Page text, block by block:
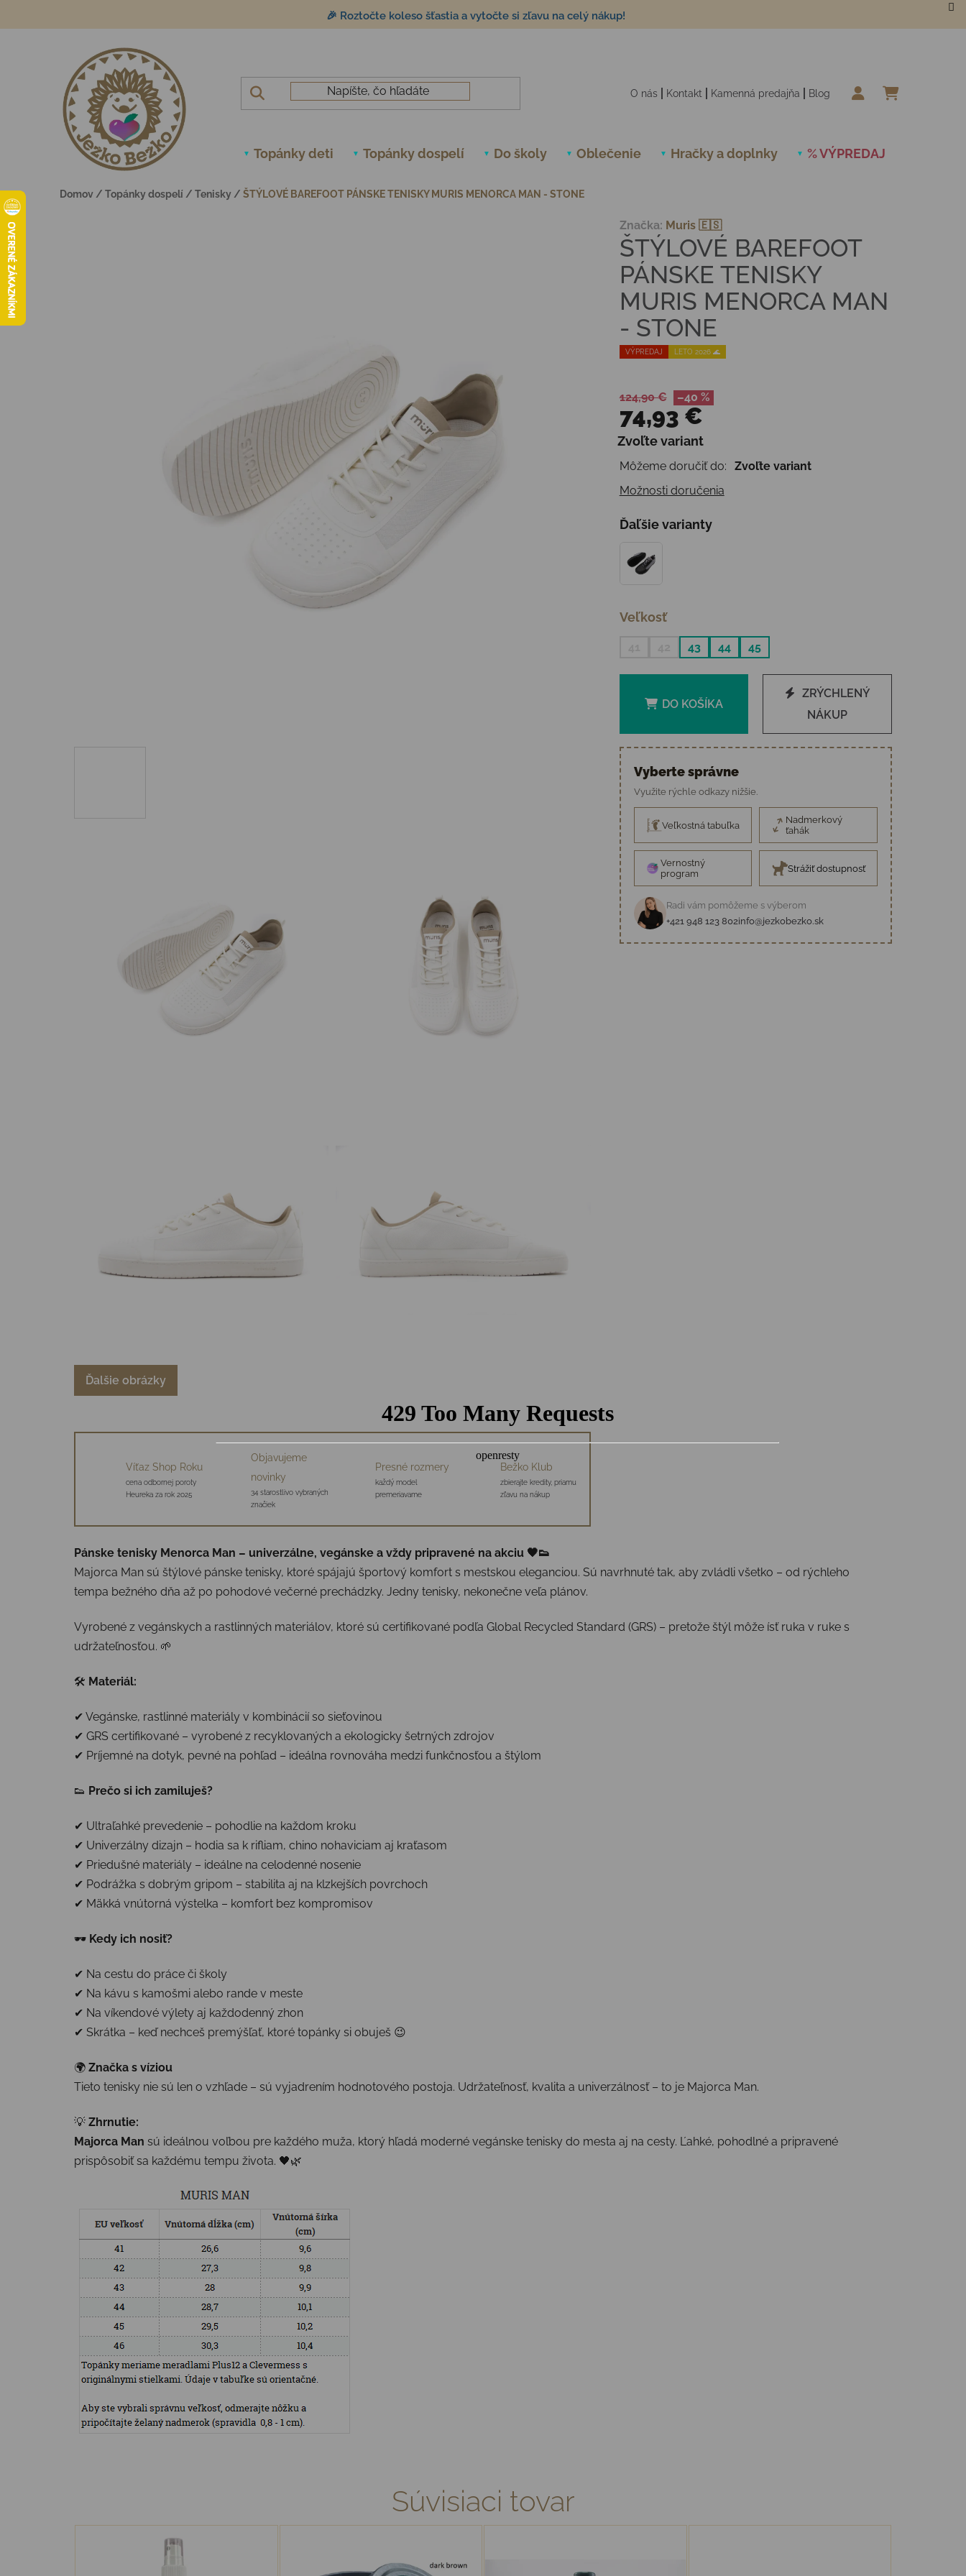
🎉 Roztočte koleso šťastia a vytočte si zľavu na celý nákup!
O nás Kontakt Kamenná predajňa Blog
Topánky deti Topánky dospelí Do školy Oblečenie Hračky a doplnky % VÝPREDAJ
Domov / Topánky dospelí / Tenisky / ŠTÝLOVÉ BAREFOOT PÁNSKE TENISKY MURIS MENORCA MAN - STONE
VÝPREDAJ LETO 2026 🌊
ŠTÝLOVÉ BAREFOOT
PÁNSKE TENISKY
MURIS MENORCA MAN
- STONE
Značka: Muris 🇪🇸
124,90 € –40 %
74,93 €
Jednotková cena:
Zvoľte variant
Môžeme doručiť do:
Zvoľte variant
Možnosti doručenia
Ďaľšie varianty
Veľkosť
43 44 45
DO KOŠÍKA
ZRÝCHLENÝ
NÁKUP
Vyberte správne
Využite rýchle odkazy nižšie.
Veľkostná tabuľka
Nadmerkový
ťahák
Vernostný
program
Strážiť dostupnosť
Radi vám pomôžeme s výberom
+421 948 123 802info@jezkobezko.sk
Ďalšie obrázky
Víťaz Shop Roku
cena odbornej poroty
Heureka za rok 2025
Objavujeme
novinky
34 starostlivo vybraných
značiek
Presné rozmery
každý model
premeriavame
Bežko Klub
zbierajte kredity, priamu
zľavu na nákup
Pánske tenisky Menorca Man – univerzálne, vegánske a vždy pripravené na akciu 🖤👟
Majorca Man sú štýlové pánske tenisky, ktoré spájajú športový komfort s mestskou eleganciou. Sú navrhnuté tak, aby zvládli všetko – od rýchleho
tempa bežného dňa až po pohodové večerné prechádzky. Jedny tenisky, nekonečne veľa plánov.
Vyrobené z vegánskych a rastlinných materiálov, ktoré sú certifikované podľa Global Recycled Standard (GRS) – pretože štýl môže ísť ruka v ruke s
udržateľnosťou. 🌱
🛠 Materiál:
✔ Vegánske, rastlinné materiály v kombinácií so sieťovinou
✔ GRS certifikované – vyrobené z recyklovaných a ekologicky šetrných zdrojov
✔ Príjemné na dotyk, pevné na pohľad – ideálna rovnováha medzi funkčnosťou a štýlom
👟 Prečo si ich zamiluješ?
✔ Ultraľahké prevedenie – pohodlie na každom kroku
✔ Univerzálny dizajn – hodia sa k rifliam, chino nohaviciam aj kraťasom
✔ Priedušné materiály – ideálne na celodenné nosenie
✔ Podrážka s dobrým gripom – stabilita aj na klzkejších povrchoch
✔ Mäkká vnútorná výstelka – komfort bez kompromisov
🕶️ Kedy ich nosiť?
✔ Na cestu do práce či školy
✔ Na kávu s kamošmi alebo rande v meste
✔ Na víkendové výlety aj každodenný zhon
✔ Skrátka – keď nechceš premýšľať, ktoré topánky si obuješ 😉
🌍 Značka s víziou
Tieto tenisky nie sú len o vzhľade – sú vyjadrením hodnotového postoja. Udržateľnosť, kvalita a univerzálnosť – to je Majorca Man.
💡 Zhrnutie:
Majorca Man sú ideálnou voľbou pre každého muža, ktorý hľadá moderné vegánske tenisky do mesta aj na cesty. Ľahké, pohodlné a pripravené
prispôsobiť sa každému tempu života. 🖤🌿
Súvisiaci tovar